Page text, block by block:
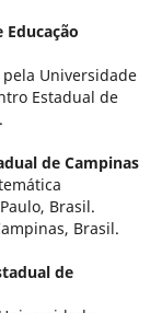
Universidade
Estadual de
de Campinas
Brasil.
Brasil.
de